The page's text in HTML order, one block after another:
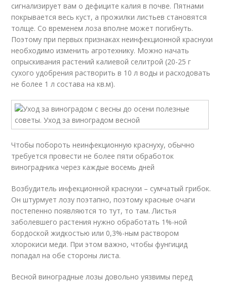
сигнализирует вам о дефиците калия в почве. Пятнами
покрывается весь куст, а прожилки листьев становятся
толще. Со временем лоза вполне может погибнуть.
Поэтому при первых признаках неинфекционной краснухи
необходимо изменить агротехнику. Можно начать
опрыскивания растений калиевой селитрой (20-25 г
сухого удобрения растворить в 10 л воды и расходовать
не более 1 л состава на кв.м).
Чтобы побороть неинфекционную краснуху, обычно
требуется провести не более пяти обработок
виноградника через каждые восемь дней
Возбудитель инфекционной краснухи – сумчатый грибок.
Он штурмует лозу поэтапно, поэтому красные очаги
постепенно появляются то тут, то там. Листья
заболевшего растения нужно обработать 1%-ной
бордоской жидкостью или 0,3%-ным раствором
хлорокиси меди. При этом важно, чтобы фунгицид
попадал на обе стороны листа.
Весной виноградные лозы довольно уязвимы перед